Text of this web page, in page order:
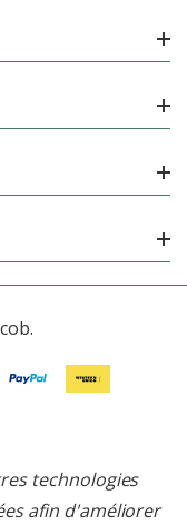
technologies
afin d'améliorer